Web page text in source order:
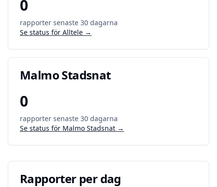
0
rapporter senaste 30 dagarna
Se status för Alltele →
Malmo Stadsnat
0
rapporter senaste 30 dagarna
Se status för Malmo Stadsnat →
Rapporter per dag